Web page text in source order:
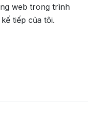
web trong trình
tiếp của tôi.